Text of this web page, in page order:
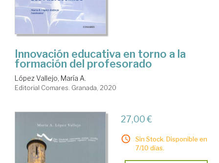
Innovación educativa en torno a la
formación del profesorado
López Vallejo, María A.
Editorial Comares. Granada, 2020
27,00 €
Sin Stock. Disponible en
7/10 días.